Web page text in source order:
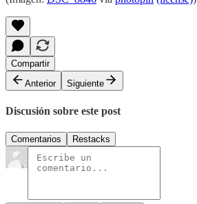
Compartir
Anterior
Siguiente
Discusión sobre este post
Comentarios Restacks